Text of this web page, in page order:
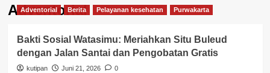
Adventorial
Adventorial Berita Pelayanan kesehatan Purwakarta
Bakti Sosial Watasimu: Meriahkan Situ Buleud
dengan Jalan Santai dan Pengobatan Gratis
kutipan Juni 21, 2026 0